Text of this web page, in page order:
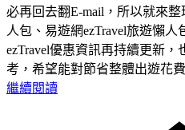
必再回去翻E-mail，所以就來
人包、易遊網ezTravel旅遊懶
ezTravel優惠資訊再持續更新
考，希望能對節省整體出遊花
繼續閱讀